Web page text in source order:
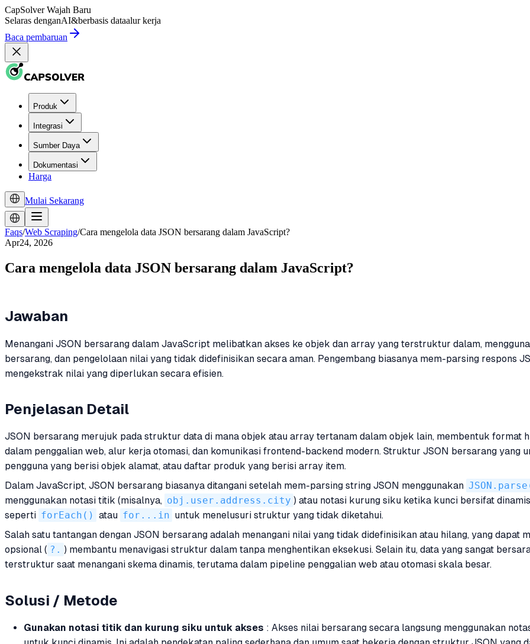
CapSolver Wajah Baru
Selaras denganAI&berbasis dataalur kerja
Baca pembaruan
Produk
Integrasi
Sumber Daya
Dokumentasi
Harga
Mulai Sekarang
Faqs/Web Scraping/Cara mengelola data JSON bersarang dalam JavaScript?
Apr24, 2026
Cara mengelola data JSON bersarang dalam JavaScript?
Jawaban
Menangani JSON bersarang dalam JavaScript melibatkan akses ke objek dan array yang terstruktur dalam,
bersarang, dan pengelolaan nilai yang tidak didefinisikan secara aman. Pengembang biasanya mem-parsing respons
mengekstrak nilai yang diperlukan secara efisien.
Penjelasan Detail
JSON bersarang merujuk pada struktur data di mana objek atau array tertanam dalam objek lain, membentuk format
dalam penggalian web, alur kerja otomasi, dan komunikasi frontend-backend modern. Struktur JSON bersarang
pengguna yang berisi objek alamat, atau daftar produk yang berisi array item.
Dalam JavaScript, JSON bersarang biasanya ditangani setelah mem-parsing string JSON menggunakan
menggunakan notasi titik (misalnya, obj.user.address.city ) atau notasi kurung siku ketika kunci bersifat
seperti forEach() atau for...in untuk menelusuri struktur yang tidak diketahui.
Salah satu tantangan dengan JSON bersarang adalah menangani nilai yang tidak didefinisikan atau hilang, yang
opsional ( ?. ) membantu menavigasi struktur dalam tanpa menghentikan eksekusi. Selain itu, data yang sangat
terstruktur saat menangani skema dinamis, terutama dalam pipeline penggalian web atau otomasi skala besar.
Solusi / Metode
Gunakan notasi titik dan kurung siku untuk akses : Akses nilai bersarang secara langsung menggunakan